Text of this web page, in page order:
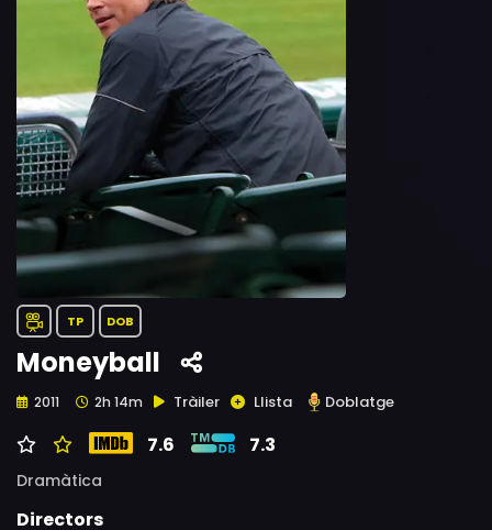
TP DOB
Moneyball
2011 2h 14m Tràiler Llista Doblatge
7.6 7.3
Dramàtica
Directors